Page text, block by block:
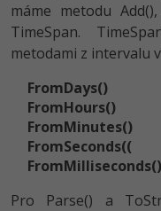
máme metodu
TimeSpan.
metodami z intervalu
FromDays()
FromHours()
FromMinutes()
FromSeconds((
FromMillisecon­ds()
Pro Parse() a